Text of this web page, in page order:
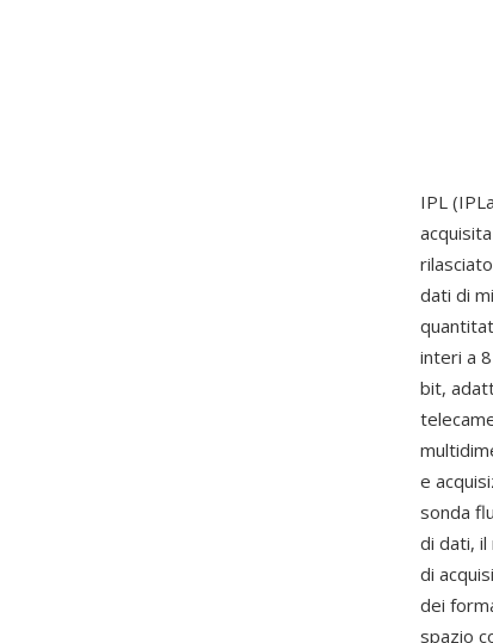
IPL
dati di
interi a
bit,
e
sonda
di dati, il
di
dei
spazio